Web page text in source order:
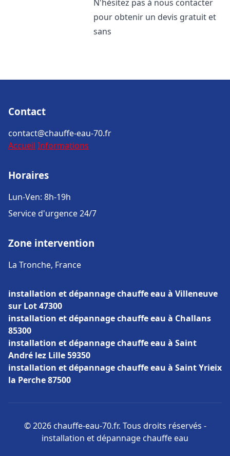
N'hésitez pas à nous contacter
pour obtenir un devis gratuit et
sans
Contact
contact@chauffe-eau-70.fr
Accueil Informations
Horaires
Lun-Ven: 8h-19h
Service d'urgence 24/7
Zone intervention
La Tronche, France
installation et dépannage chauffe eau à Villeneuve
sur Lot 47300
installation et dépannage chauffe eau à Challans
85300
installation et dépannage chauffe eau à Saint
André lez Lille 59350
installation et dépannage chauffe eau à Saint Yrieix
la Perche 87500
© 2026 chauffe-eau-70.fr. Tous droits réservés -
installation et dépannage chauffe eau